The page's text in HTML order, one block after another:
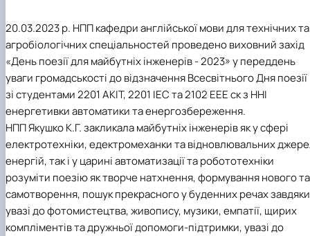
20.03.2023 р. НПП кафедри англійської мови для технічних та
агробіологічних спеціальностей проведено виховний захід
«День поезії для майбутніх інженерів - 2023» у переддень
уваги громадськості до відзначення Всесвітнього Дня поезії
зі студентами 2201 АКІТ, 2201 ІЕС та 2102 ЕЕЕ ск з ННІ
енергетивки автоматики та енергозбереження.
НПП Якушко К.Г. закликала майбутніх інженерів як у сфері
електротехніки, едектромеханки та відновлювальних
енергій, так і у царині автоматизації та робототехніки
розуміти поезію як творче натхнення, формування нового та
самотворення, пошук прекрасного у буденних речах завдяки
увазі до фотомистецтва, живопису, музики, емпатії, щирих
компліментів та дружньої допомоги-підтримки, увазі до